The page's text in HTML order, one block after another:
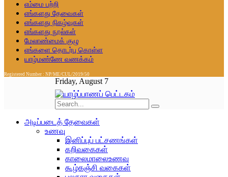
எம்மை பற்றி
எங்களது தேவைகள்
எங்களது நிகழ்வுகள்
எங்களது நூல்கள்
மேலாண்மைக் குழு
எங்களை தொடர்பு கொள்ள
யாழ்மண்ணே வணக்கம்
Registered Number : NP/ME/CUL/2019/50
Friday, August 7
அடிப்படைத் தேவைகள்
உணவு
இனிப்புப் பட்சணங்கள்
கறிவகைகள்
காலைமாலைஉணவு
கூழ்கஞ்சி வகைகள்